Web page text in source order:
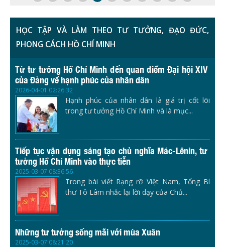
HỌC TẬP VÀ LÀM THEO TƯ TƯỞNG, ĐẠO ĐỨC,
PHONG CÁCH HỒ CHÍ MINH
Từ tư tưởng Hồ Chí Minh đến quan điểm Đại hội XIV
của Đảng về hạnh phúc của nhân dân
2026-04-01 02:26:32
Hạnh phúc của nhân dân là giá trị cốt lõi
trong tư tưởng Hồ Chí Minh và là mục...
Tiếp tục vận dụng sáng tạo chủ nghĩa Mác-Lênin, tư
tưởng Hồ Chí Minh vào thực tiễn
2025-03-07 08:36:56
Trong bài viết Rạng rỡ Việt Nam, Tổng Bí
thư Tô Lâm nhắc lại lời dạy của Chủ...
Những tư tưởng sống mãi với mùa Xuân
2025-03-07 08:21:20